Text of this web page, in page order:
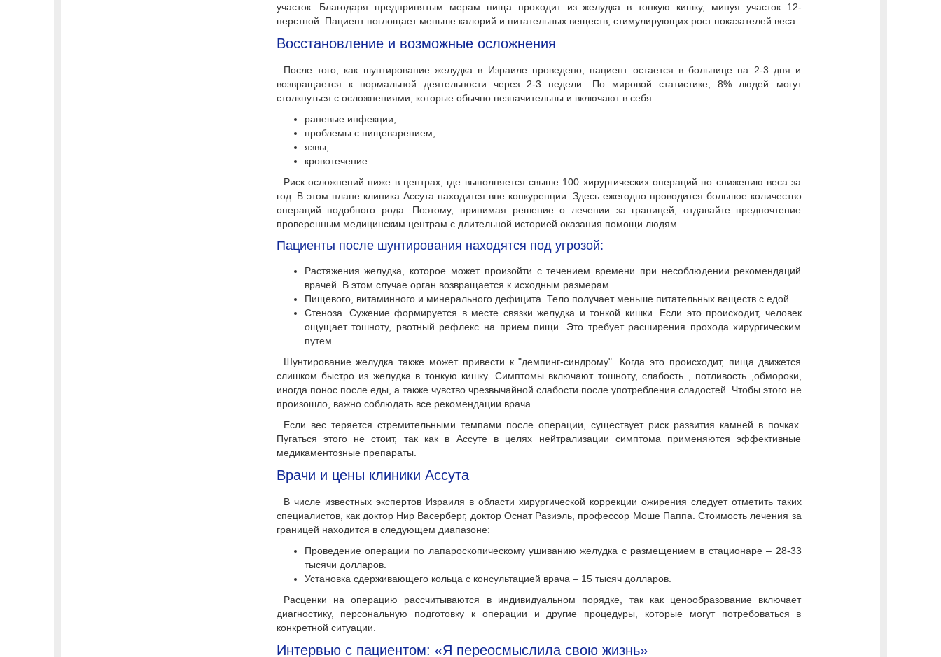
участок. Благодаря предпринятым мерам пища проходит из желудка в тонкую кишку, минуя участок 12-
перстной. Пациент поглощает меньше калорий и питательных веществ, стимулирующих рост показателей веса.
Восстановление и возможные осложнения
После того, как шунтирование желудка в Израиле проведено, пациент остается в больнице на 2-3 дня и
возвращается к нормальной деятельности через 2-3 недели. По мировой статистике, 8% людей могут
столкнуться с осложнениями, которые обычно незначительны и включают в себя:
раневые инфекции;
проблемы с пищеварением;
язвы;
кровотечение.
Риск осложнений ниже в центрах, где выполняется свыше 100 хирургических операций по снижению веса за
год. В этом плане клиника Ассута находится вне конкуренции. Здесь ежегодно проводится большое количество
операций подобного рода. Поэтому, принимая решение о лечении за границей, отдавайте предпочтение
проверенным медицинским центрам с длительной историей оказания помощи людям.
Пациенты после шунтирования находятся под угрозой:
Растяжения желудка, которое может произойти с течением времени при несоблюдении рекомендаций
врачей. В этом случае орган возвращается к исходным размерам.
Пищевого, витаминного и минерального дефицита. Тело получает меньше питательных веществ с едой.
Стеноза. Сужение формируется в месте связки желудка и тонкой кишки. Если это происходит, человек
ощущает тошноту, рвотный рефлекс на прием пищи. Это требует расширения прохода хирургическим
путем.
Шунтирование желудка также может привести к "демпинг-синдрому". Когда это происходит, пища движется
слишком быстро из желудка в тонкую кишку. Симптомы включают тошноту, слабость , потливость ,обмороки,
иногда понос после еды, а также чувство чрезвычайной слабости после употребления сладостей. Чтобы этого не
произошло, важно соблюдать все рекомендации врача.
Если вес теряется стремительными темпами после операции, существует риск развития камней в почках.
Пугаться этого не стоит, так как в Ассуте в целях нейтрализации симптома применяются эффективные
медикаментозные препараты.
Врачи и цены клиники Ассута
В числе известных экспертов Израиля в области хирургической коррекции ожирения следует отметить таких
специалистов, как доктор Нир Васерберг, доктор Оснат Разиэль, профессор Моше Паппа. Стоимость лечения за
границей находится в следующем диапазоне:
Проведение операции по лапароскопическому ушиванию желудка с размещением в стационаре – 28-33
тысячи долларов.
Установка сдерживающего кольца с консультацией врача – 15 тысяч долларов.
Расценки на операцию рассчитываются в индивидуальном порядке, так как ценообразование включает
диагностику, персональную подготовку к операции и другие процедуры, которые могут потребоваться в
конкретной ситуации.
Интервью с пациентом: «Я переосмыслила свою жизнь»